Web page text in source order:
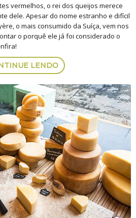
vermelhos, o rei dos queijos merece
dele. Apesar do nome estranho e difícil
o mais consumido da Suíça, vem nos
o porquê ele já foi considerado o
LENDO